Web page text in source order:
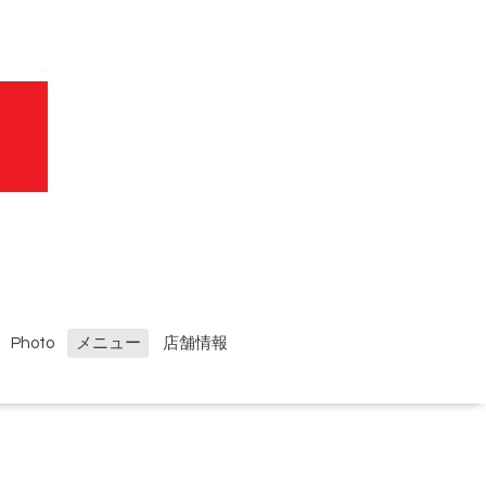
Photo メニュー 店舗情報